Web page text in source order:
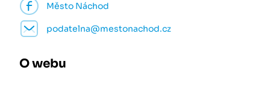
Město Náchod
podatelna@mestonachod.cz
O webu